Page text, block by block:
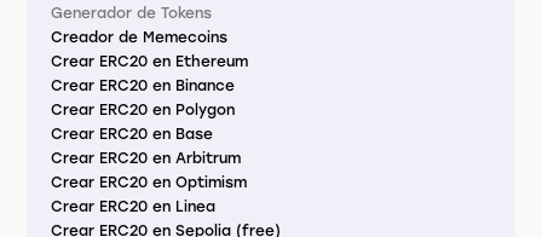
Generador de Tokens
Creador de Memecoins
Crear ERC20 en Ethereum
Crear ERC20 en Binance
Crear ERC20 en Polygon
Crear ERC20 en Base
Crear ERC20 en Arbitrum
Crear ERC20 en Optimism
Crear ERC20 en Linea
Crear ERC20 en Sepolia (free)